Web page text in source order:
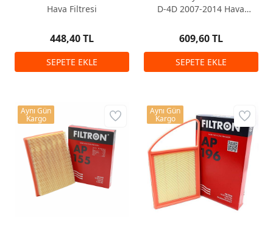
Hava Filtresi
448,40 TL
D-4D 2007-2014 Hava
609,60 TL
Aynı Gün
Kargo
Aynı Gün
Kargo